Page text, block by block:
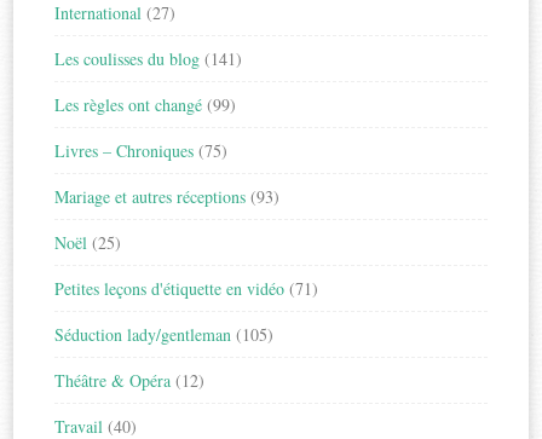
International (27)
Les coulisses du blog (141)
Les règles ont changé (99)
Livres – Chroniques (75)
Mariage et autres réceptions (93)
Noël (25)
Petites leçons d'étiquette en vidéo (71)
Séduction lady/gentleman (105)
Théâtre & Opéra (12)
Travail (40)